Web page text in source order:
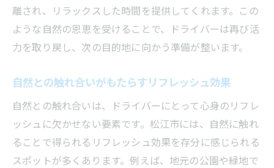
離され、リラックスした時間を提供してくれます。この
ような自然の恩恵を受けることで、ドライバーは再び活
力を取り戻し、次の目的地に向かう準備が整います。
自然との触れ合いがもたらすリフレッシュ効果
自然との触れ合いは、ドライバーにとって心身のリフレ
ッシュに欠かせない要素です。松江市には、自然に触れ
ることで得られるリフレッシュ効果を存分に感じられる
スポットが多くあります。例えば、地元の公園や緑地で